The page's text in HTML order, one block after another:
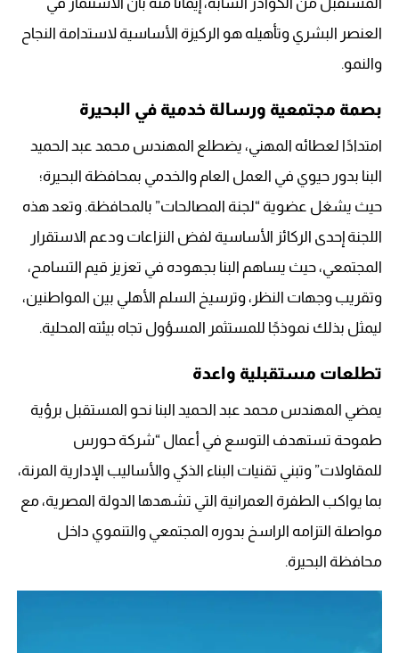
العنصر البشري وتأهيله هو الركيزة الأساسية لاستدامة النجاح
والنمو.
بصمة مجتمعية ورسالة خدمية في البحيرة
امتدادًا لعطائه المهني، يضطلع المهندس محمد عبد الحميد
البنا بدور حيوي في العمل العام والخدمي بمحافظة البحيرة؛
حيث يشغل عضوية “لجنة المصالحات” بالمحافظة. وتعد هذه
اللجنة إحدى الركائز الأساسية لفض النزاعات ودعم الاستقرار
المجتمعي، حيث يساهم البنا بجهوده في تعزيز قيم التسامح،
وتقريب وجهات النظر، وترسيخ السلم الأهلي بين المواطنين،
ليمثل بذلك نموذجًا للمستثمر المسؤول تجاه بيئته المحلية.
تطلعات مستقبلية واعدة
يمضي المهندس محمد عبد الحميد البنا نحو المستقبل برؤية
طموحة تستهدف التوسع في أعمال “شركة حورس
للمقاولات” وتبني تقنيات البناء الذكي والأساليب الإدارية المرنة،
بما يواكب الطفرة العمرانية التي تشهدها الدولة المصرية، مع
مواصلة التزامه الراسخ بدوره المجتمعي والتنموي داخل
محافظة البحيرة.